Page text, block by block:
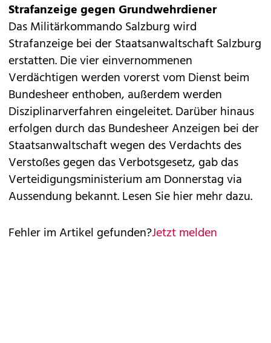
Strafanzeige gegen Grundwehrdiener
Das Militärkommando Salzburg wird
Strafanzeige bei der Staatsanwaltschaft Salzburg
erstatten. Die vier einvernommenen
Verdächtigen werden vorerst vom Dienst beim
Bundesheer enthoben, außerdem werden
Disziplinarverfahren eingeleitet. Darüber hinaus
erfolgen durch das Bundesheer Anzeigen bei der
Staatsanwaltschaft wegen des Verdachts des
Verstoßes gegen das Verbotsgesetz, gab das
Verteidigungsministerium am Donnerstag via
Aussendung bekannt.Lesen Sie hier mehr dazu.
Fehler im Artikel gefunden?Jetzt melden